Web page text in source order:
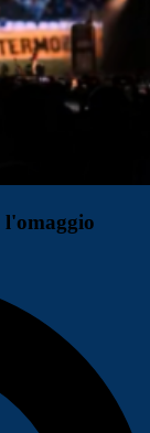
l'omaggio